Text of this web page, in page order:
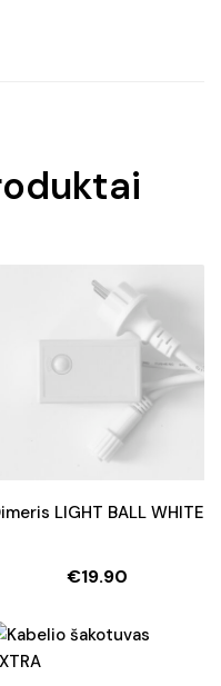
LIGHT BALL WHITE
€19.90